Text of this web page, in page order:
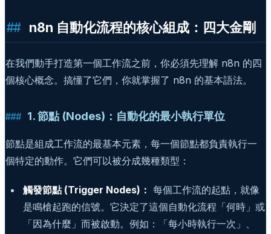
n8n 自動化流程的核心組成：四大金剛
在我們動手打造第一個工作流之前，你必須先理解 n8n 的四
個核心概念。搞懂了它們，你就掌握了 n8n 的基本語法。
1. 節點 (Nodes)：自動化的最小執行單位
節點是組成工作流的最基本元素，每一個節點都負責執行一
個特定的動作。它們可以被分成幾種類型：
觸發節點 (Trigger Nodes)： 每個工作流的起點，就像
是鳴槍起跑的信號。它決定了這個自動化流程「何時」或
「因為什麼」而被啟動。例如：「每小時執行一次」、